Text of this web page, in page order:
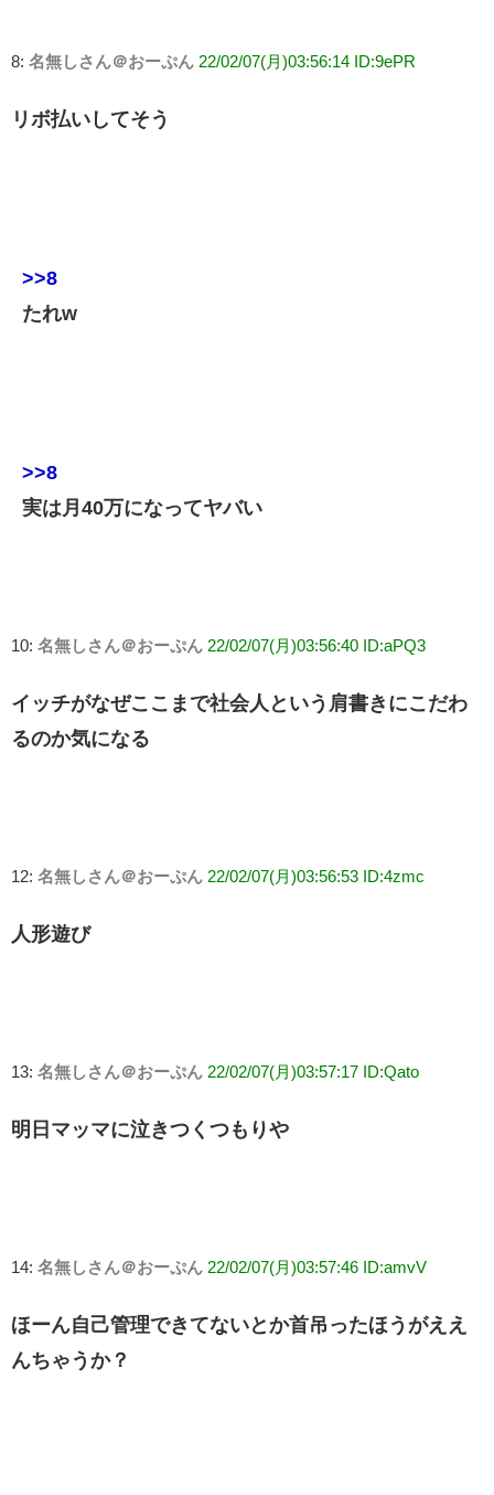
8: 名無しさん＠おーぷん 22/02/07(月)03:56:14 ID:9ePR
リボ払いしてそう
>>8
たれw
>>8
実は月40万になってヤバい
10: 名無しさん＠おーぷん 22/02/07(月)03:56:40 ID:aPQ3
イッチがなぜここまで社会人という肩書きにこだわ
るのか気になる
12: 名無しさん＠おーぷん 22/02/07(月)03:56:53 ID:4zmc
人形遊び
13: 名無しさん＠おーぷん 22/02/07(月)03:57:17 ID:Qato
明日マッマに泣きつくつもりや
14: 名無しさん＠おーぷん 22/02/07(月)03:57:46 ID:amvV
ほーん自己管理できてないとか首吊ったほうがええ
んちゃうか？